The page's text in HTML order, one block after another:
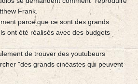
Frank.
parce que ce sont des grands
ont été réalisés avec des budgets
de trouver des youtubeurs
"des grands cinéastes qui peuvent